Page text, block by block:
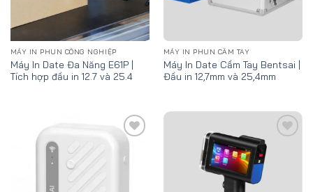
MÁY IN PHUN CÔNG NGHIỆP
Máy In Date Đa Năng E61P |
Tích hợp đầu in 12.7 và 25.4
MÁY IN PHUN CẦM TAY
Máy In Date Cầm Tay Bentsai |
Đầu in 12,7mm và 25,4mm
to